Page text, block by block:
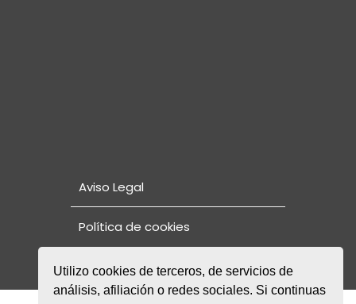
Aviso Legal
Política de cookies
Utilizo cookies de terceros, de servicios de
análisis, afiliación o redes sociales. Si continuas